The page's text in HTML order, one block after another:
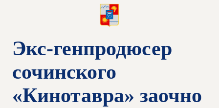
Экс-генпродюсер
сочинского
«Кинотавра» заочно